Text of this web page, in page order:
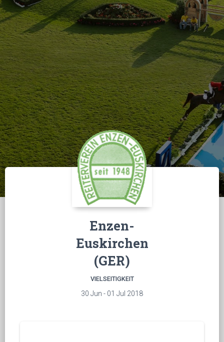
Enzen-
Euskirchen
(GER)
VIELSEITIGKEIT
30 Jun - 01 Jul 2018